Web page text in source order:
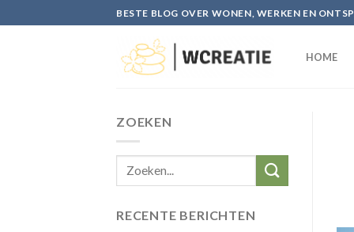
to
BESTE BLOG OVER WONEN, WERKEN EN
HOME
ZOEKEN
RECENTE BERICHTEN